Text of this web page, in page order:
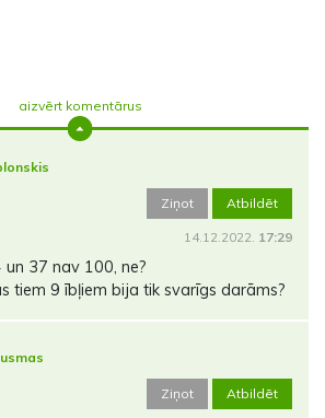
aizvērt komentārus
Ziņot Atbildēt
14.12.2022. 17:29
un 37 nav 100, ne?
tiem 9 ībļiem bija tik svarīgs darāms?
Ziņot Atbildēt